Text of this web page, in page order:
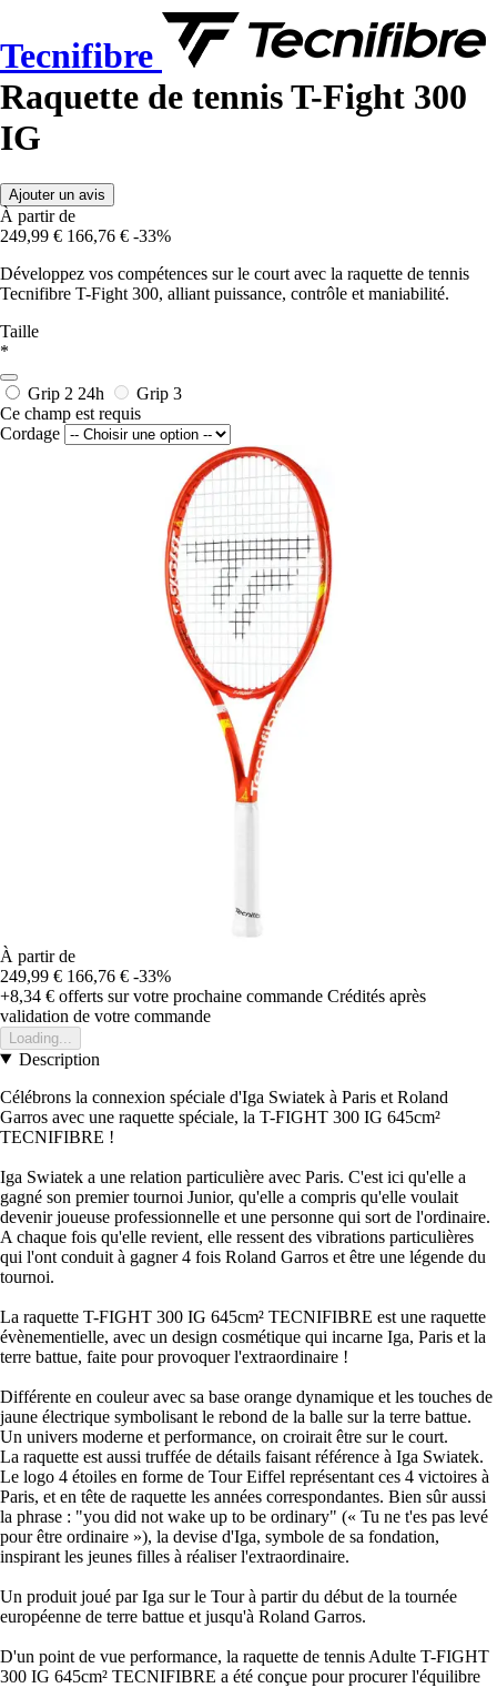
Tecnifibre
Raquette de tennis T-Fight 300
IG
Ajouter un avis
À partir de
249,99 € 166,76 € -33%
Développez vos compétences sur le court avec la raquette de tennis
Tecnifibre T-Fight 300, alliant puissance, contrôle et maniabilité.
Taille
*
Grip 2 24h
Grip 3
Ce champ est requis
Cordage
À partir de
249,99 € 166,76 € -33%
+8,34 € offerts sur votre prochaine commande Crédités après
validation de votre commande
Loading...
Description
Célébrons la connexion spéciale d'Iga Swiatek à Paris et Roland
Garros avec une raquette spéciale, la T-FIGHT 300 IG 645cm²
TECNIFIBRE !
Iga Swiatek a une relation particulière avec Paris. C'est ici qu'elle a
gagné son premier tournoi Junior, qu'elle a compris qu'elle voulait
devenir joueuse professionnelle et une personne qui sort de l'ordinaire.
A chaque fois qu'elle revient, elle ressent des vibrations particulières
qui l'ont conduit à gagner 4 fois Roland Garros et être une légende du
tournoi.
La raquette T-FIGHT 300 IG 645cm² TECNIFIBRE est une raquette
évènementielle, avec un design cosmétique qui incarne Iga, Paris et la
terre battue, faite pour provoquer l'extraordinaire !
Différente en couleur avec sa base orange dynamique et les touches de
jaune électrique symbolisant le rebond de la balle sur la terre battue.
Un univers moderne et performance, on croirait être sur le court.
La raquette est aussi truffée de détails faisant référence à Iga Swiatek.
Le logo 4 étoiles en forme de Tour Eiffel représentant ces 4 victoires à
Paris, et en tête de raquette les années correspondantes. Bien sûr aussi
la phrase : "you did not wake up to be ordinary" (« Tu ne t'es pas levé
pour être ordinaire »), la devise d'Iga, symbole de sa fondation,
inspirant les jeunes filles à réaliser l'extraordinaire.
Un produit joué par Iga sur le Tour à partir du début de la tournée
européenne de terre battue et jusqu'à Roland Garros.
D'un point de vue performance, la raquette de tennis Adulte T-FIGHT
300 IG 645cm² TECNIFIBRE a été conçue pour procurer l'équilibre